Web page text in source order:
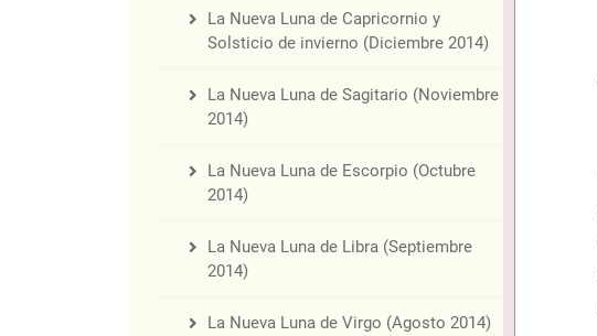
La Nueva Luna de Capricornio y
Solsticio de invierno (Diciembre 2014)
La Nueva Luna de Sagitario (Noviembre
2014)
La Nueva Luna de Escorpio (Octubre
2014)
La Nueva Luna de Libra (Septiembre
2014)
La Nueva Luna de Virgo (Agosto 2014)